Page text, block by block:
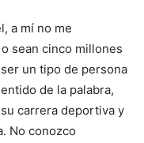
a mí no me
sean cinco millones
un tipo de persona
de la palabra,
carrera deportiva y
No conozco